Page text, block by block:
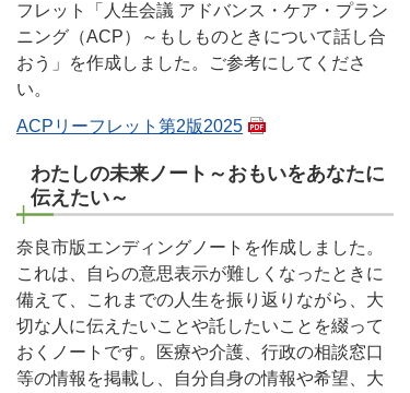
フレット「人生会議 アドバンス・ケア・プラン
ニング（ACP）～もしものときについて話し合
おう」を作成しました。ご参考にしてくださ
い。
ACPリーフレット第2版2025
わたしの未来ノート～おもいをあなたに
伝えたい～
奈良市版エンディングノートを作成しました。
これは、自らの意思表示が難しくなったときに
備えて、これまでの人生を振り返りながら、大
切な人に伝えたいことや託したいことを綴って
おくノートです。医療や介護、行政の相談窓口
等の情報を掲載し、自分自身の情報や希望、大